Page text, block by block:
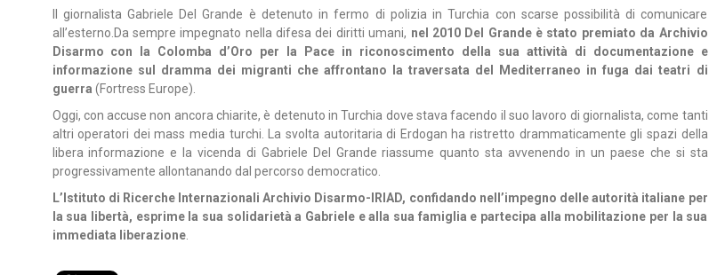
Il giornalista Gabriele Del Grande è detenuto in fermo di polizia in Turchia con scarse possibilità di comunicare
all’esterno.Da sempre impegnato nella difesa dei diritti umani, nel 2010 Del Grande è stato premiato da Archivio
Disarmo con la Colomba d’Oro per la Pace in riconoscimento della sua attività di documentazione e
informazione sul dramma dei migranti che affrontano la traversata del Mediterraneo in fuga dai teatri di
guerra (Fortress Europe).
Oggi, con accuse non ancora chiarite, è detenuto in Turchia dove stava facendo il suo lavoro di giornalista, come tanti
altri operatori dei mass media turchi. La svolta autoritaria di Erdogan ha ristretto drammaticamente gli spazi della
libera informazione e la vicenda di Gabriele Del Grande riassume quanto sta avvenendo in un paese che si sta
progressivamente allontanando dal percorso democratico.
L’Istituto di Ricerche Internazionali Archivio Disarmo-IRIAD, confidando nell’impegno delle autorità italiane per
la sua libertà, esprime la sua solidarietà a Gabriele e alla sua famiglia e partecipa alla mobilitazione per la sua
immediata liberazione.